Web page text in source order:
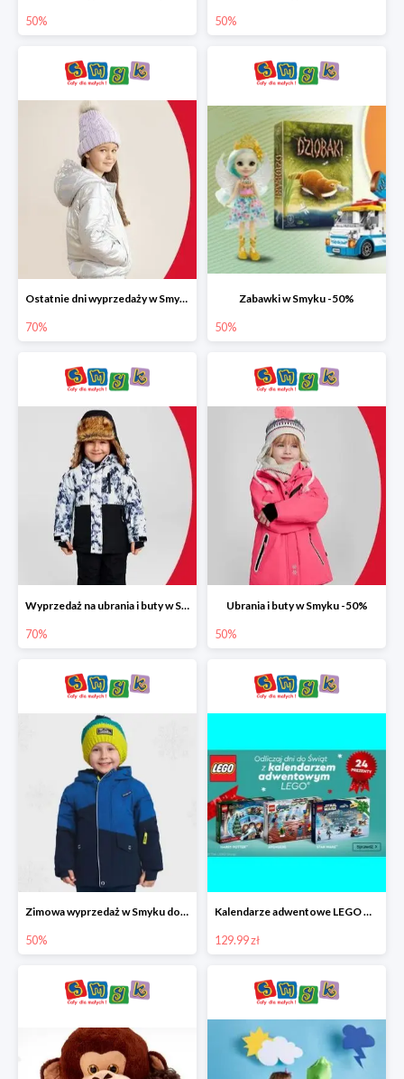
50% 50%
Ostatnie dni wyprzedaży w Smyku do -70%
70%
Zabawki w Smyku -50%
50%
Wyprzedaż na ubrania i buty w Smyku do -70%
70%
Ubrania i buty w Smyku -50%
50%
Zimowa wyprzedaż w Smyku do -50%
50%
Kalendarze adwentowe LEGO w Smyku w super cenie
129.99 zł